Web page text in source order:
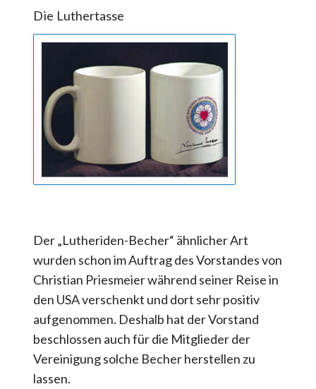
Die Luthertasse
Der „Lutheriden-Becher“ ähnlicher Art
wurden schon im Auftrag des Vorstandes von
Christian Priesmeier während seiner Reise in
den USA verschenkt und dort sehr positiv
aufgenommen. Deshalb hat der Vorstand
beschlossen auch für die Mitglieder der
Vereinigung solche Becher herstellen zu
lassen.